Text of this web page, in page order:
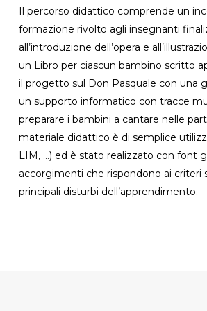
Il percorso didattico comprende un
formazione rivolto agli insegnanti
all’introduzione dell’opera e
un Libro per ciascun bambino scritto
il progetto sul Don Pasquale con una
un supporto informatico con tracce
preparare i bambini a cantare nelle
materiale didattico è di semplice
LIM, …) ed è stato realizzato con font
accorgimenti che rispondono ai criteri
principali disturbi dell’apprendimento.